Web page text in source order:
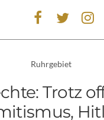
Ruhrgebiet
Trotz